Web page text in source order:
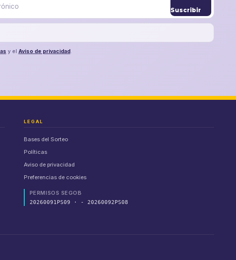
Suscribir
y el Aviso de privacidad.
LEGAL
Bases del Sorteo
Políticas
Aviso de privacidad
Preferencias de cookies
PERMISOS SEGOB
20260091PS09 · - 20260092PS08